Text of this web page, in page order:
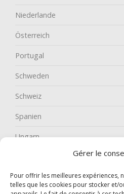
Gérer le
Pour offrir les meilleures expériences,
telles que les cookies pour stocker et/
Niederlande
Österreich
Portugal
Schweden
Schweiz
Spanien
Ungarn